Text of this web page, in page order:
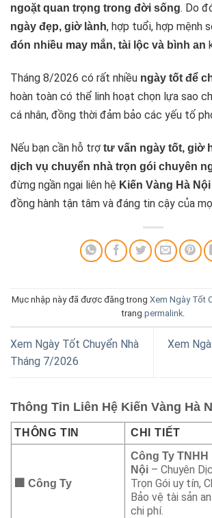
ngoặt quan trọng trong đời sống. Do
ngày đẹp, giờ lành, hợp tuổi, hợp mệnh
đón nhiều may mắn, tài lộc và bình an
Tháng 8/2026 có rất nhiều ngày tốt để
hoàn toàn có thể linh hoạt chọn lựa sao
cá nhân, đồng thời đảm bảo các yếu tố
Nếu bạn cần hỗ trợ tư vấn ngày tốt, giờ
dịch vụ chuyển nhà trọn gói chuyên
đừng ngần ngại liên hệ Kiến Vàng Hà Nội
đồng hành tận tâm và đáng tin cậy của
Mục nhập này đã được đăng trong Xem Ngày Tốt
trang permalink
Xem Ngày Tốt Chuyển Nhà
Tháng 7/2026
Xem
Thông Tin Liên Hệ Kiến Vàng Hà
THÔNG TIN CHI TIẾT
🏢 Công Ty
Công Ty
Nội– Chuyên
Trọn Gói uy tín,
Bảo vệ tài sản
chi phí.